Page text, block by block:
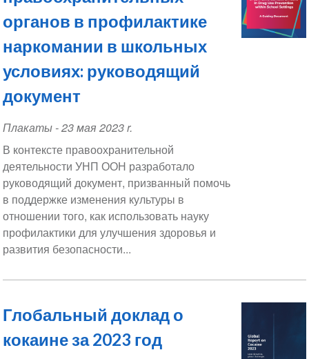
органов в профилактике
наркомании в школьных
условиях: руководящий
документ
Плакаты-23 мая 2023 r.
В контексте правоохранительной
деятельности УНП ООН разработало
руководящий документ, призванный помочь
в поддержке изменения культуры в
отношении того, как использовать науку
профилактики для улучшения здоровья и
развития безопасности...
Глобальный доклад о
кокаине за 2023 год